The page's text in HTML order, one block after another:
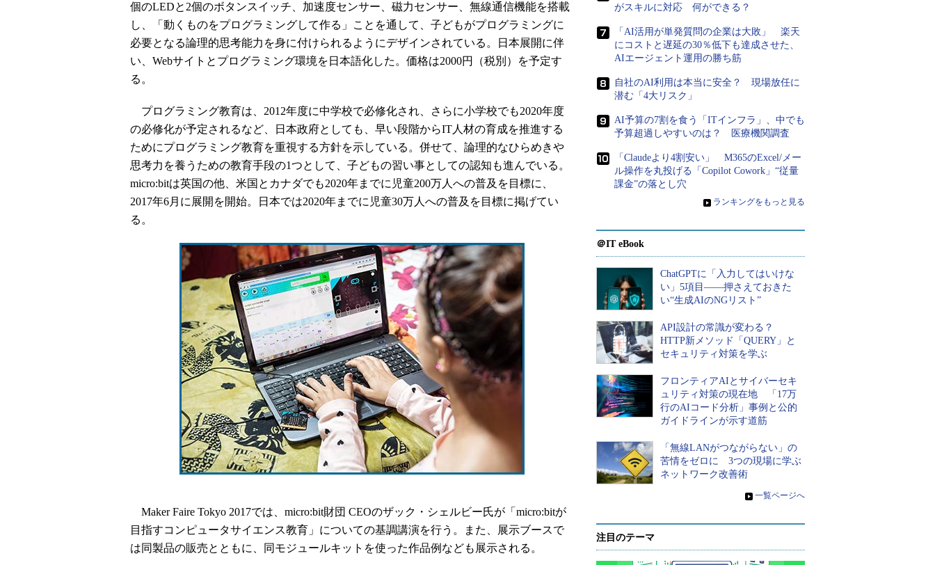
個のLEDと2個のボタンスイッチ、加速度センサー、磁力センサー、無線通信機能を搭載
し、「動くものをプログラミングして作る」ことを通して、子どもがプログラミングに
必要となる論理的思考能力を身に付けられるようにデザインされている。日本展開に伴
い、Webサイトとプログラミング環境を日本語化した。価格は2000円（税別）を予定す
る。
プログラミング教育は、2012年度に中学校で必修化され、さらに小学校でも2020年度
の必修化が予定されるなど、日本政府としても、早い段階からIT人材の育成を推進する
ためにプログラミング教育を重視する方針を示している。併せて、論理的なひらめきや
思考力を養うための教育手段の1つとして、子どもの習い事としての認知も進んでいる。
micro:bitは英国の他、米国とカナダでも2020年までに児童200万人への普及を目標に、
2017年6月に展開を開始。日本では2020年までに児童30万人への普及を目標に掲げてい
る。
Maker Faire Tokyo 2017では、micro:bit財団 CEOのザック・シェルビー氏が「micro:bitが
目指すコンピュータサイエンス教育」についての基調講演を行う。また、展示ブースで
は同製品の販売とともに、同モジュールキットを使った作品例なども展示される。
がスキルに対応 何ができる？
「AI活用が単発質問の企業は大敗」 楽天
にコストと遅延の30％低下も達成させた、
AIエージェント運用の勝ち筋
自社のAI利用は本当に安全？ 現場放任に
潜む「4大リスク」
AI予算の7割を食う「ITインフラ」、中でも
予算超過しやすいのは？ 医療機関調査
「Claudeより4割安い」 M365のExcel/メー
ル操作を丸投げる「Copilot Cowork」“従量
課金”の落とし穴
» ランキングをもっと見る
＠IT eBook
ChatGPTに「入力してはいけな
い」5項目――押さえておきた
い“生成AIのNGリスト”
API設計の常識が変わる？
HTTP新メソッド「QUERY」と
セキュリティ対策を学ぶ
フロンティアAIとサイバーセキ
ュリティ対策の現在地 「17万
行のAIコード分析」事例と公的
ガイドラインが示す道筋
「無線LANがつながらない」の
苦情をゼロに 3つの現場に学ぶ
ネットワーク改善術
» 一覧ページへ
注目のテーマ